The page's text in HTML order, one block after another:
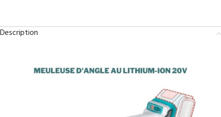
Description